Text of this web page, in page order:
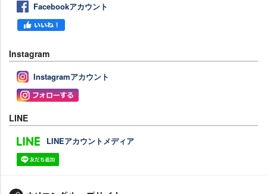
Facebookアカウント
Instagram
Instagramアカウント
LINE
LINEアカウントメディア